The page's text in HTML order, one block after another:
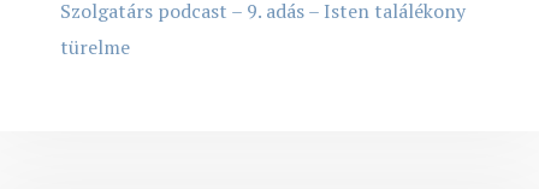
Szolgatárs podcast – 9. adás – Isten találékony
türelme